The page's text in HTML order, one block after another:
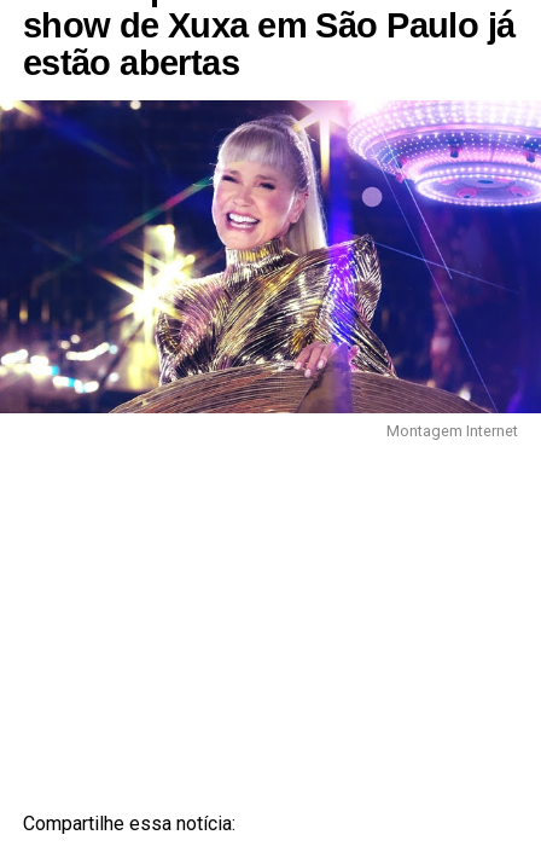
show de Xuxa em São Paulo já
estão abertas
Montagem Internet
Compartilhe essa notícia: